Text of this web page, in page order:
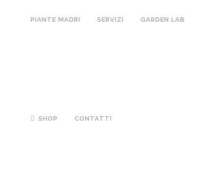
PIANTE MADRI SERVIZI GARDEN LAB
SHOP CONTATTI